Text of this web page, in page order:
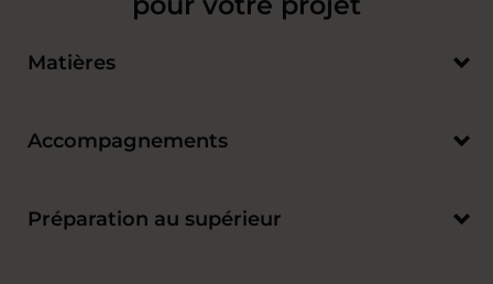
Matières
Accompagnements
Préparation au supérieur